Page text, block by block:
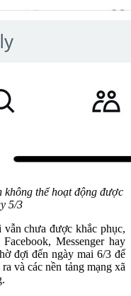
không thể hoạt động được
5/3
chưa được khắc phục,
Messenger hay
đợi đến ngày mai 6/3 để
và các nền tảng mạng xã